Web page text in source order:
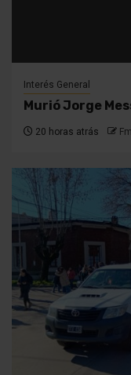
Interés General
Murió Jorge
20 horas atrás